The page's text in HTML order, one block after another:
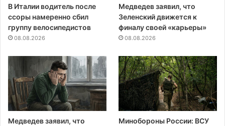
В Италии водитель после
ссоры намеренно сбил
группу велосипедистов
08.08.2026
Медведев заявил, что
Зеленский движется к
финалу своей «карьеры»
08.08.2026
Медведев заявил, что
Минобороны России: ВСУ